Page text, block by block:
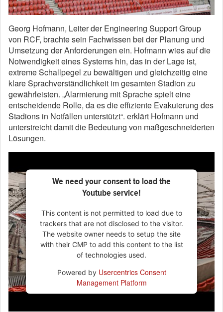
Georg Hofmann, Leiter der Engineering Support Group
von RCF, brachte sein Fachwissen bei der Planung und
Umsetzung der Anforderungen ein. Hofmann wies auf die
Notwendigkeit eines Systems hin, das in der Lage ist,
extreme Schallpegel zu bewältigen und gleichzeitig eine
klare Sprachverständlichkeit im gesamten Stadion zu
gewährleisten. „Alarmierung mit Sprache spielt eine
entscheidende Rolle, da es die effiziente Evakuierung des
Stadions in Notfällen unterstützt“. erklärt Hofmann und
unterstreicht damit die Bedeutung von maßgeschneiderten
Lösungen.
We need your consent to load the
Youtube service!
This content is not permitted to load due to
trackers that are not disclosed to the visitor.
The website owner needs to setup the site
with their CMP to add this content to the list
of technologies used.
Powered by Usercentrics Consent
Management Platform